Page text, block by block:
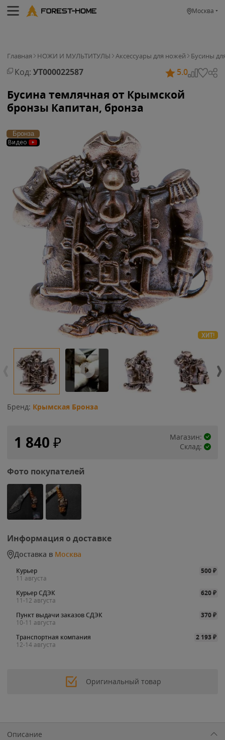
Москва
Главная НОЖИ И МУЛЬТИТУЛЫ Аксессуары для ножей Бусины
Код: УТ000022587 5.0
Бусина темлячная от Крымской
бронзы Капитан, бронза
Бронза
Видео
ХИТ!
Бренд: Крымская Бронза
1 840 ₽
Магазин:
Склад:
Фото покупателей
Информация о доставке
Доставка в Москва
Курьер 500₽
11 августа
Курьер СДЭК
620₽
11-12 августа
Пункт выдачи заказов СДЭК
370₽
10-11 августа
Транспортная компания
2 193₽
12-14 августа
Оригинальный товар
Описание